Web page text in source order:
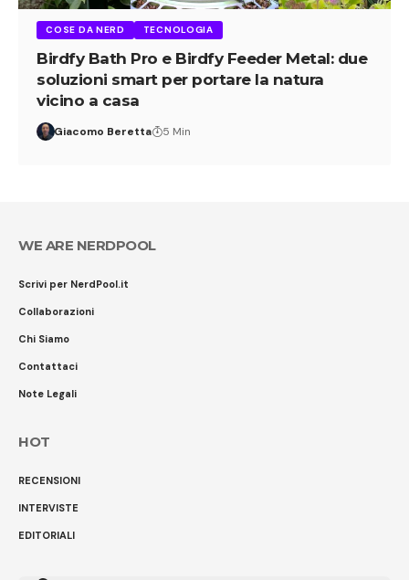
COSE DA NERD TECNOLOGIA
Birdfy Bath Pro e Birdfy Feeder Metal: due
soluzioni smart per portare la natura
vicino a casa
Giacomo Beretta 5 Min
WE ARE NERDPOOL
Scrivi per NerdPool.it
Collaborazioni
Chi Siamo
Contattaci
Note Legali
HOT
RECENSIONI
INTERVISTE
EDITORIALI